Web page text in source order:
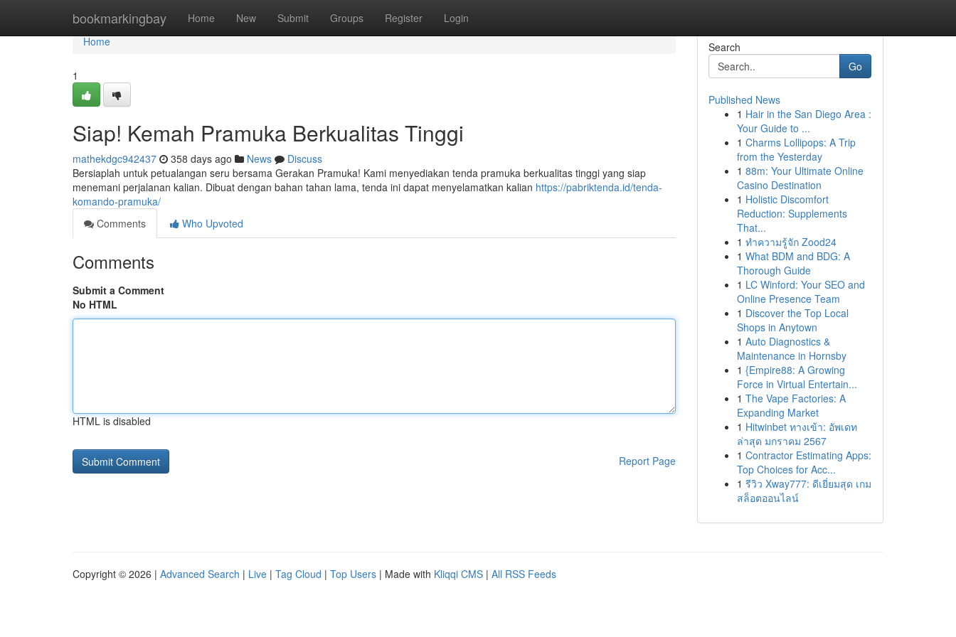
bookmarkingbay Home New Submit Groups Register Login
Home
Home
1
Siap! Kemah Pramuka Berkualitas Tinggi
mathekdgc942437 358 days ago News
Discuss
Bersiaplah untuk petualangan seru bersama Gerakan Pramuka! Kami menyediakan tenda pramuka berkualitas tinggi yang siap
menemani perjalanan kalian. Dibuat dengan bahan tahan lama, tenda ini dapat menyelamatkan kalian https://pabriktenda.id/tenda-
komando-pramuka/
Comments
Who Upvoted
Comments
Submit a Comment
No HTML
HTML is disabled
Report Page
Search
Go
Published News
1 Hair in the San Diego Area :
Your Guide to ...
1 Charms Lollipops: A Trip
from the Yesterday
1 88m: Your Ultimate Online
Casino Destination
1 Holistic Discomfort
Reduction: Supplements
That...
1 ทำความรู้จัก Zood24
1 What BDM and BDG: A
Thorough Guide
1 LC Winford: Your SEO and
Online Presence Team
1 Discover the Top Local
Shops in Anytown
1 Auto Diagnostics &
Maintenance in Hornsby
1 {Empire88: A Growing
Force in Virtual Entertain...
1 The Vape Factories: A
Expanding Market
1 Hitwinbet ทางเข้า: อัพเดท
ล่าสุด มกราคม 2567
1 Contractor Estimating Apps:
Top Choices for Acc...
1 รีวิว Xway777: ดีเยี่ยมสุด เกม
สล็อตออนไลน์
Copyright © 2026 | Advanced Search | Live | Tag Cloud | Top Users | Made with Kliqqi CMS | All RSS Feeds